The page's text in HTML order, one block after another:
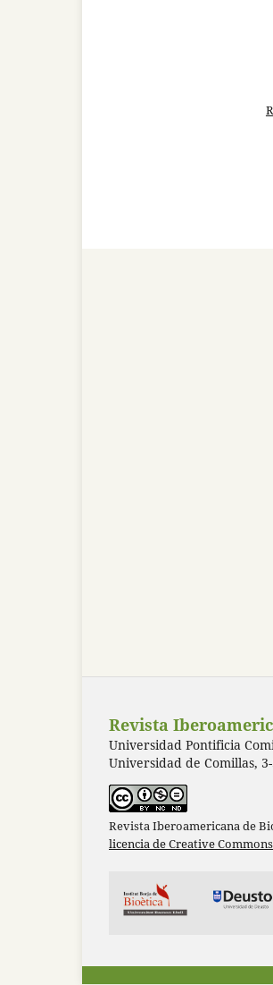
Revista
Universidad Pontificia
Universidad de Comillas,
Revista Iberoamericana de
licencia de Creative